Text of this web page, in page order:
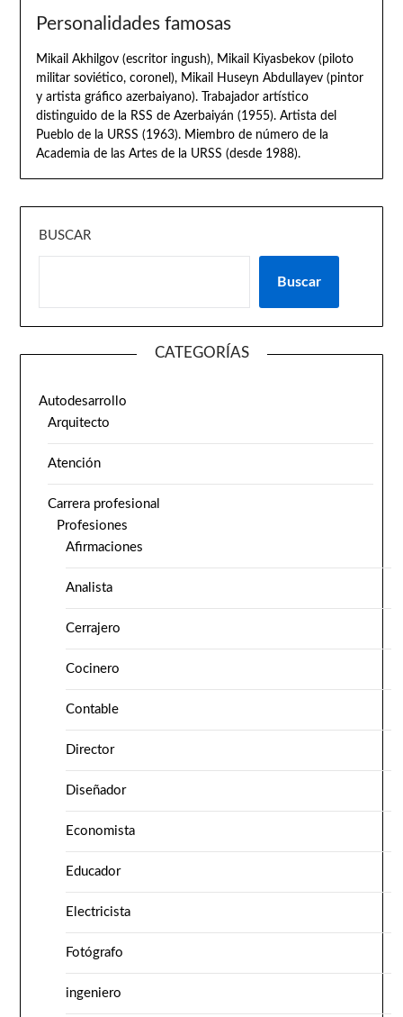
Personalidades famosas
Mikail Akhilgov (escritor ingush), Mikail Kiyasbekov (piloto
militar soviético, coronel), Mikail Huseyn Abdullayev (pintor
y artista gráfico azerbaiyano). Trabajador artístico
distinguido de la RSS de Azerbaiyán (1955). Artista del
Pueblo de la URSS (1963). Miembro de número de la
Academia de las Artes de la URSS (desde 1988).
BUSCAR
Buscar
CATEGORÍAS
Autodesarrollo
Arquitecto
Atención
Carrera profesional
Profesiones
Afirmaciones
Analista
Cerrajero
Cocinero
Contable
Director
Diseñador
Economista
Educador
Electricista
Fotógrafo
ingeniero